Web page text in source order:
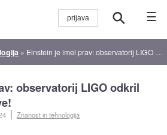
☰
» Einstein je imel prav: observatorij LIGO odkril gravitacijske valove!
observatorij LIGO odkril
Znanost in tehnologija